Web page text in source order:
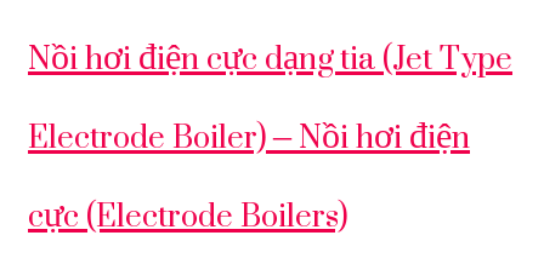
Nồi hơi điện cực dạng tia (Jet Type
Electrode Boiler) – Nồi hơi điện
cực (Electrode Boilers)